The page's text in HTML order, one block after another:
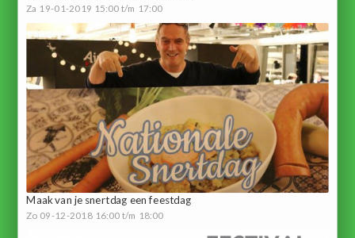
Za 19-01-2019 15:00 t/m 17:00
Maak van je snertdag een feestdag
Zo 09-12-2018 16:00 t/m 18:00